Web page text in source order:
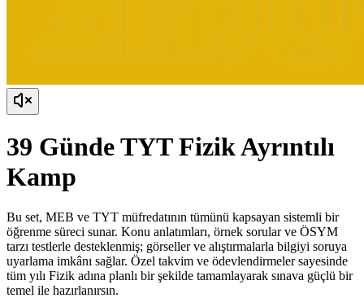
39 Günde TYT Fizik Ayrıntılı
Kamp
Bu set, MEB ve TYT müfredatının tümünü kapsayan sistemli bir
öğrenme süreci sunar. Konu anlatımları, örnek sorular ve ÖSYM
tarzı testlerle desteklenmiş; görseller ve alıştırmalarla bilgiyi soruya
uyarlama imkânı sağlar. Özel takvim ve ödevlendirmeler sayesinde
tüm yılı Fizik adına planlı bir şekilde tamamlayarak sınava güçlü bir
temel ile hazırlanırsın.